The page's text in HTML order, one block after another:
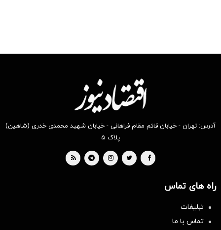
آدرس: تهران - خیابان قائم مقام فراهانی - خیابان شهید محمدی خدری (شاهین)
پلاک ۵
راه های تماس
تبلیغات
تماس با ما